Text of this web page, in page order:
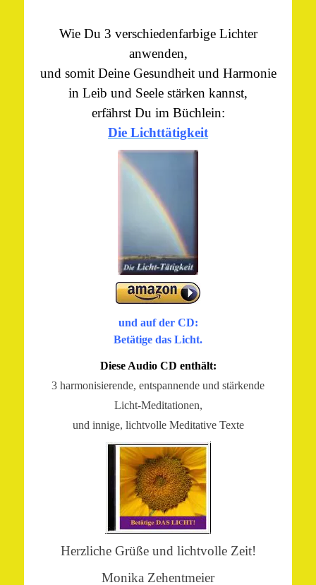
Wie Du 3 verschiedenfarbige Lichter
anwenden,
und somit Deine Gesundheit und Harmonie
in Leib und Seele stärken kannst,
erfährst Du im Büchlein:
Die Lichttätigkeit
und auf der CD:
Betätige das Licht.
Diese Audio CD enthält:
3 harmonisierende, entspannende und stärkende
Licht-Meditationen,
und innige, lichtvolle Meditative Texte
Herzliche Grüße und lichtvolle Zeit!
Monika Zehentmeier